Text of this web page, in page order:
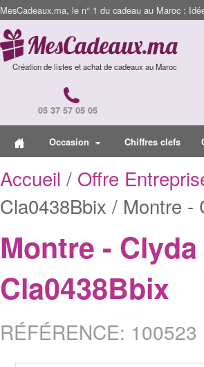
MesCadeaux.ma, le n° 1 du cadeau au Maroc :
Création de listes et achat de cadeaux au Maroc
05 37 57 05 05
Occasion Chiffres clefs
Accueil / Offre
Cla0438Bbix / Montre -
Montre -
Cla0438Bbix
RÉFÉRENCE: 100523